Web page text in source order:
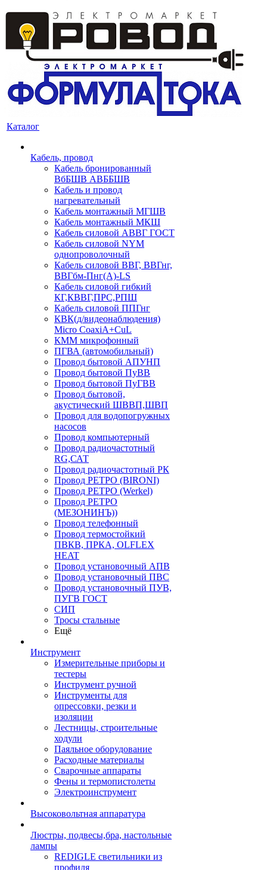
Каталог
Кабель, провод
Кабель бронированный
ВбБШВ АВББШВ
Кабель и провод
нагревательный
Кабель монтажный МГШВ
Кабель монтажный МКШ
Кабель силовой АВВГ ГОСТ
Кабель силовой NYM
однопроволочный
Кабель силовой ВВГ, ВВГнг,
ВВГбм-Пнг(А)-LS
Кабель силовой гибкий
КГ,КВВГ,ПРС,РПШ
Кабель силовой ППГнг
КВК(д/видеонаблюдения)
Micro CoaxiA+CuL
КММ микрофонный
ПГВА (автомобильный)
Провод бытовой АПУНП
Провод бытовой ПуВВ
Провод бытовой ПуГВВ
Провод бытовой,
акустический ШВВП,ШВП
Провод для водопогружных
насосов
Провод компьютерный
Провод радиочастотный
RG,САТ
Провод радиочастотный РК
Провод РЕТРО (BIRONI)
Провод РЕТРО (Werkel)
Провод РЕТРО
(МЕЗОНИНЪ))
Провод телефонный
Провод термостойкий
ПВКВ, ПРКА, OLFLEX
HEAT
Провод установочный АПВ
Провод установочный ПВС
Провод установочный ПУВ,
ПУГВ ГОСТ
СИП
Тросы стальные
Ещё
Инструмент
Измерительные приборы и
тестеры
Инструмент ручной
Инструменты для
опрессовки, резки и
изоляции
Лестницы, строительные
ходули
Паяльное оборудование
Расходные материалы
Сварочные аппараты
Фены и термопистолеты
Электроинструмент
Высоковольтная аппаратура
Люстры, подвесы,бра, настольные
лампы
REDIGLE светильники из
профиля